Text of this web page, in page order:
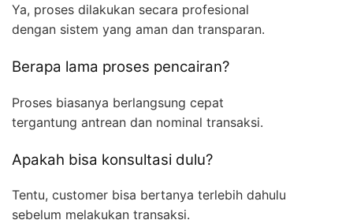
Ya, proses dilakukan secara profesional
dengan sistem yang aman dan transparan.
Berapa lama proses pencairan?
Proses biasanya berlangsung cepat
tergantung antrean dan nominal transaksi.
Apakah bisa konsultasi dulu?
Tentu, customer bisa bertanya terlebih dahulu
sebelum melakukan transaksi.